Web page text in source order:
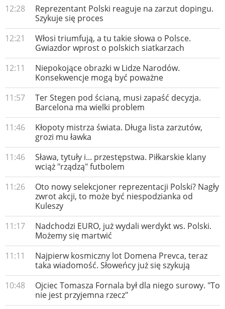
12:28
Reprezentant Polski reaguje na zarzut dopingu.
Szykuje się proces
12:21
Włosi triumfują, a tu takie słowa o Polsce.
Gwiazdor wprost o polskich siatkarzach
12:11
Niepokojące obrazki w Lidze Narodów.
Konsekwencje mogą być poważne
11:57
Ter Stegen pod ścianą, musi zapaść decyzja.
Barcelona ma wielki problem
11:46
Kłopoty mistrza świata. Długa lista zarzutów,
grozi mu ławka
11:46
Sława, tytuły i... przestępstwa. Piłkarskie klany
wciąż "rządzą" futbolem
11:26
Oto nowy selekcjoner reprezentacji Polski? Nagły
zwrot akcji, to może być niespodzianka od
Kuleszy
11:17
Nadchodzi EURO, już wydali werdykt ws. Polski.
Możemy się martwić
11:11
Najpierw kosmiczny lot Domena Prevca, teraz
taka wiadomość. Słoweńcy już się szykują
10:48
Ojciec Tomasza Fornala był dla niego surowy. "To
nie jest przyjemna rzecz"